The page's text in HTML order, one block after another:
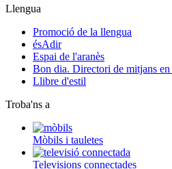
Llengua
Promoció de la llengua
ésAdir
Espai de l'aranès
Bon dia. Directori de mitjans en
Llibre d'estil
Troba'ns a
Mòbils i tauletes
Televisions connectades